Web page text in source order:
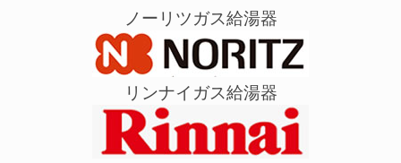
ノーリツガス給湯器
リンナイガス給湯器